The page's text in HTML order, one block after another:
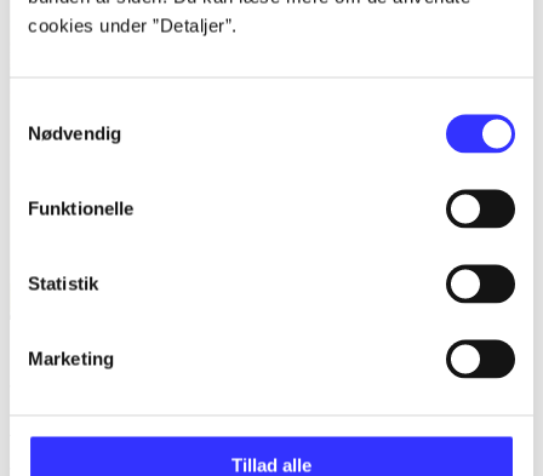
cookies under ”Detaljer”.
Nødvendig
Funktionelle
Statistik
Marketing
Tillad alle
Shrek forever after